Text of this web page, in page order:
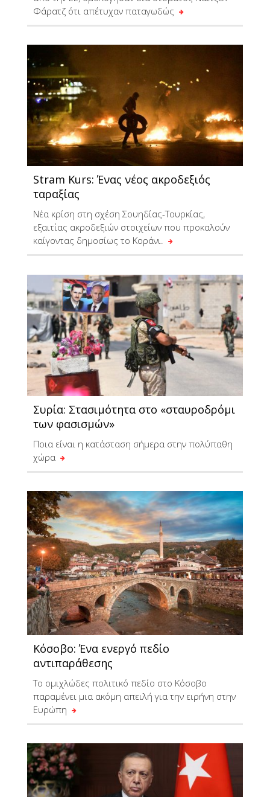
Φάρατζ ότι απέτυχαν παταγωδώς
Stram Kurs: Ένας νέος ακροδεξιός
ταραξίας
Νέα κρίση στη σχέση Σουηδίας-Τουρκίας,
εξαιτίας ακροδεξιών στοιχείων που προκαλούν
καίγοντας δημοσίως το Κοράνι.
Συρία: Στασιμότητα στο «σταυροδρόμι
των φασισμών»
Ποια είναι η κατάσταση σήμερα στην πολύπαθη
χώρα
Κόσοβο: Ένα ενεργό πεδίο
αντιπαράθεσης
Το ομιχλώδες πολιτικό πεδίο στο Κόσοβο
παραμένει μια ακόμη απειλή για την ειρήνη στην
Ευρώπη